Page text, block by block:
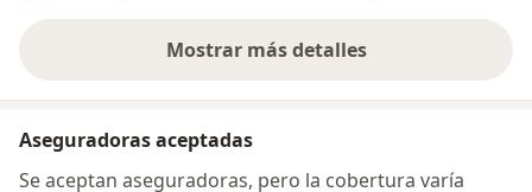
Mostrar más detalles
sobre la dirección
Aseguradoras aceptadas
Se aceptan aseguradoras, pero la cobertura varía